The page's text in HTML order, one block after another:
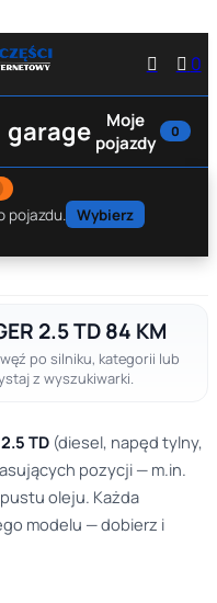

 0
garage
Moje
pojazdy
0
pojazdu. Wybierz
2.5 TD 84 KM
po silniku, kategorii lub
z wyszukiwarki.
TD(diesel, napęd tylny,
pozycji — m.in.
oleju. Każda
modelu — dobierz i